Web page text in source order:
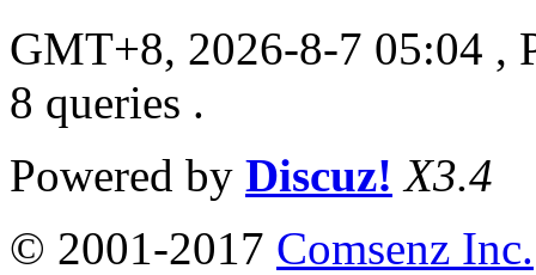
GMT+8, 2026-8-7 05:04 ,
8 queries .
Powered by Discuz! X3.4
© 2001-2017 Comsenz Inc.